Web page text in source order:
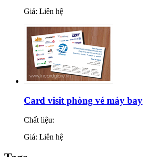
Giá: Liên hệ
Card visit phòng vé máy bay
Chất liệu:
Giá: Liên hệ